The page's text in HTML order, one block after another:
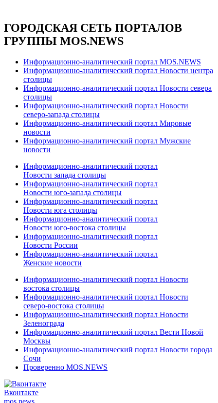
ГОРОДСКАЯ СЕТЬ ПОРТАЛОВ
ГРУППЫ MOS.NEWS
Информационно-аналитический портал MOS.NEWS
Информационно-аналитический портал Новости центра
столицы
Информационно-аналитический портал Новости севера
столицы
Информационно-аналитический портал Новости
северо-запада столицы
Информационно-аналитический портал Мировые
новости
Информационно-аналитический портал Мужские
новости
Информационно-аналитический портал
Новости запада столицы
Информационно-аналитический портал
Новости юго-запада столицы
Информационно-аналитический портал
Новости юга столицы
Информационно-аналитический портал
Новости юго-востока столицы
Информационно-аналитический портал
Новости России
Информационно-аналитический портал
Женские новости
Информационно-аналитический портал Новости
востока столицы
Информационно-аналитический портал Новости
северо-востока столицы
Информационно-аналитический портал Новости
Зеленограда
Информационно-аналитический портал Вести Новой
Москвы
Информационно-аналитический портал Новости города
Сочи
Проверенно MOS.NEWS
Вконтакте
mos. news